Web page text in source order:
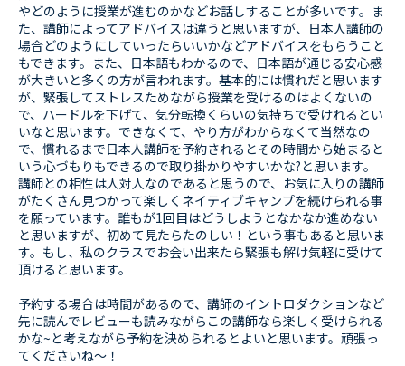
やどのように授業が進むのかなどお話しすることが多いです。ま
た、講師によってアドバイスは違うと思いますが、日本人講師の
場合どのようにしていったらいいかなどアドバイスをもらうこと
もできます。また、日本語もわかるので、日本語が通じる安心感
が大きいと多くの方が言われます。基本的には慣れだと思います
が、緊張してストレスためながら授業を受けるのはよくないの
で、ハードルを下げて、気分転換くらいの気持ちで受けれるとい
いなと思います。できなくて、やり方がわからなくて当然なの
で、慣れるまで日本人講師を予約されるとその時間から始まると
いう心づもりもできるので取り掛かりやすいかな?と思います。
講師との相性は人対人なのであると思うので、お気に入りの講師
がたくさん見つかって楽しくネイティブキャンプを続けられる事
を願っています。誰もが1回目はどうしようとなかなか進めない
と思いますが、初めて見たらたのしい！という事もあると思いま
す。もし、私のクラスでお会い出来たら緊張も解け気軽に受けて
頂けると思います。
予約する場合は時間があるので、講師のイントロダクションなど
先に読んでレビューも読みながらこの講師なら楽しく受けられる
かな~と考えながら予約を決められるとよいと思います。頑張っ
てくださいね～！